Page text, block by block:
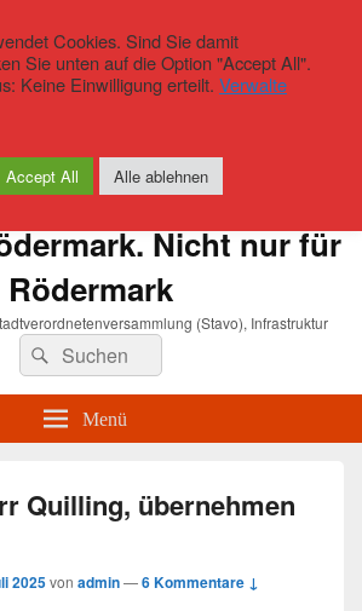
Nicht nur für
Rödermark
(Stavo), Infrastruktur
Suchen
nach:
Suchen
Menü
Quilling, übernehmen
2025von admin—6 Kommentare ↓
Cookies. Sind Sie damit
Sie unten auf die Option "Accept All".
Keine Einwilligung erteilt. Verwalte
Accept All Alle ablehnen